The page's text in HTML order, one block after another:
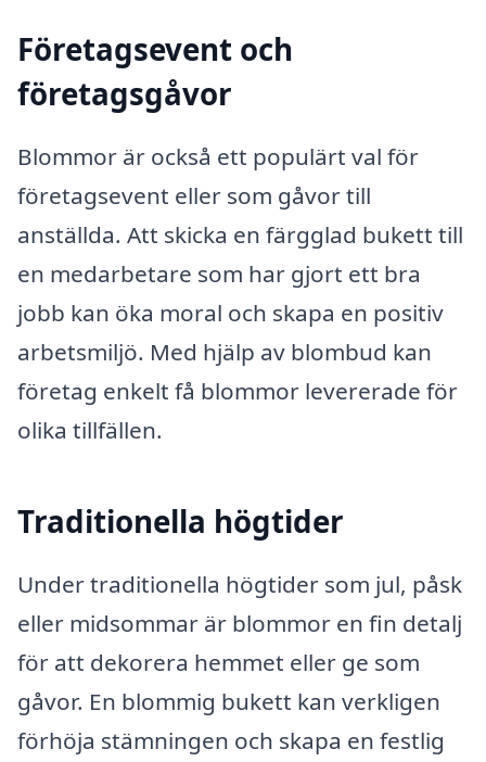
Företagsevent och
företagsgåvor
Blommor är också ett populärt val för
företagsevent eller som gåvor till
anställda. Att skicka en färgglad bukett till
en medarbetare som har gjort ett bra
jobb kan öka moral och skapa en positiv
arbetsmiljö. Med hjälp av blombud kan
företag enkelt få blommor levererade för
olika tillfällen.
Traditionella högtider
Under traditionella högtider som jul, påsk
eller midsommar är blommor en fin detalj
för att dekorera hemmet eller ge som
gåvor. En blommig bukett kan verkligen
förhöja stämningen och skapa en festlig